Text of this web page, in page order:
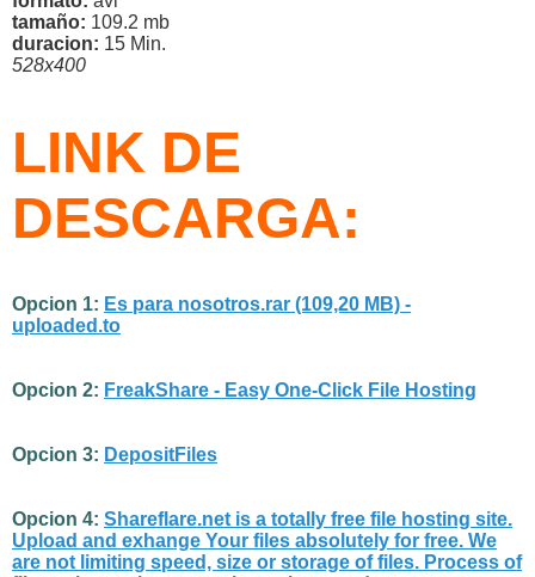
tamaño: 109.2 mb
duracion: 15 Min.
528x400
LINK DE
DESCARGA:
Opcion 1: Es para nosotros.rar (109,20 MB) -
uploaded.to
Opcion 2: FreakShare - Easy One-Click File Hosting
Opcion 3: DepositFiles
Opcion 4: Shareflare.net is a totally free file hosting site.
Upload and exhange Your files absolutely for free. We
are not limiting speed, size or storage of files. Process of